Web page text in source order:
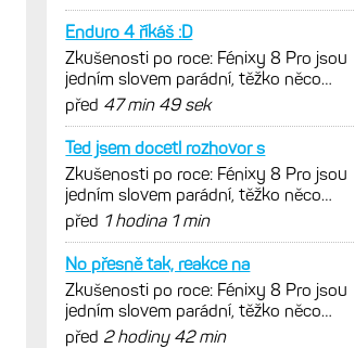
Enduro 4 říkáš :D
Zkušenosti po roce: Fénixy 8 Pro jsou
jedním slovem parádní, těžko něco
vytknout. Ale ta nositelnost
před 47 min 49 sek
Ted jsem docetl rozhovor s
Zkušenosti po roce: Fénixy 8 Pro jsou
jedním slovem parádní, těžko něco
vytknout. Ale ta nositelnost
před 1 hodina 1 min
No přesně tak, reakce na
Zkušenosti po roce: Fénixy 8 Pro jsou
jedním slovem parádní, těžko něco
vytknout. Ale ta nositelnost
před 2 hodiny 42 min